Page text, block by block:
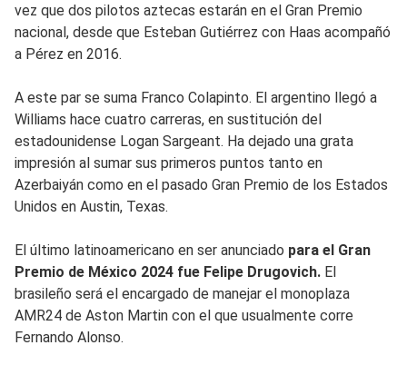
vez que dos pilotos aztecas estarán en el Gran Premio
nacional, desde que Esteban Gutiérrez con Haas acompañó
a Pérez en 2016.
A este par se suma Franco Colapinto. El argentino llegó a
Williams hace cuatro carreras, en sustitución del
estadounidense Logan Sargeant. Ha dejado una grata
impresión al sumar sus primeros puntos tanto en
Azerbaiyán como en el pasado Gran Premio de los Estados
Unidos en Austin, Texas.
El último latinoamericano en ser anunciado para el Gran
Premio de México 2024 fue Felipe Drugovich. El
brasileño será el encargado de manejar el monoplaza
AMR24 de Aston Martin con el que usualmente corre
Fernando Alonso.